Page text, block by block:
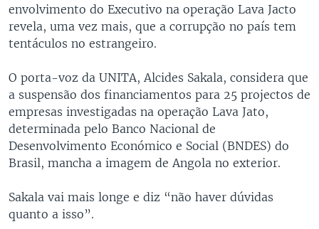
envolvimento do Executivo na operação Lava Jacto
revela, uma vez mais, que a corrupção no país tem
tentáculos no estrangeiro.
O porta-voz da UNITA, Alcides Sakala, considera que
a suspensão dos financiamentos para 25 projectos de
empresas investigadas na operação Lava Jato,
determinada pelo Banco Nacional de
Desenvolvimento Económico e Social (BNDES) do
Brasil, mancha a imagem de Angola no exterior.
Sakala vai mais longe e diz “não haver dúvidas
quanto a isso”.